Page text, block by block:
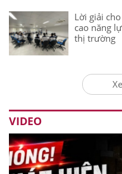
Lời giải
cao năng
thị trường
VIDEO